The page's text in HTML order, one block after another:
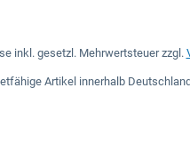
inkl. gesetzl. Mehrwertsteuer zzgl.
Artikel innerhalb